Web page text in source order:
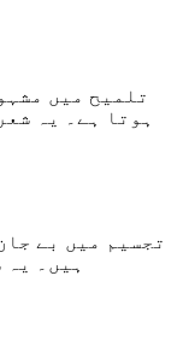
تلمیح میں
ہوتا ہے۔ یہ
تجسیم میں بے
ہیں۔